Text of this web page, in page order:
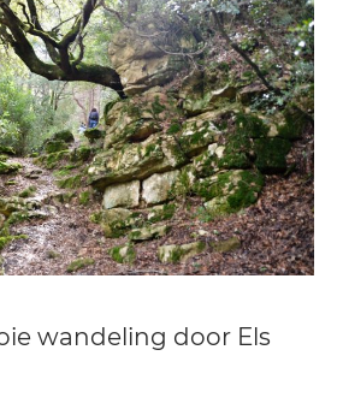
wandeling door Els